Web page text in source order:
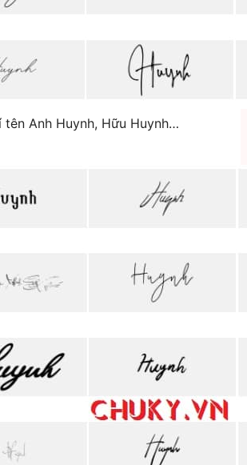
tên Anh Huynh, Hữu Huynh…